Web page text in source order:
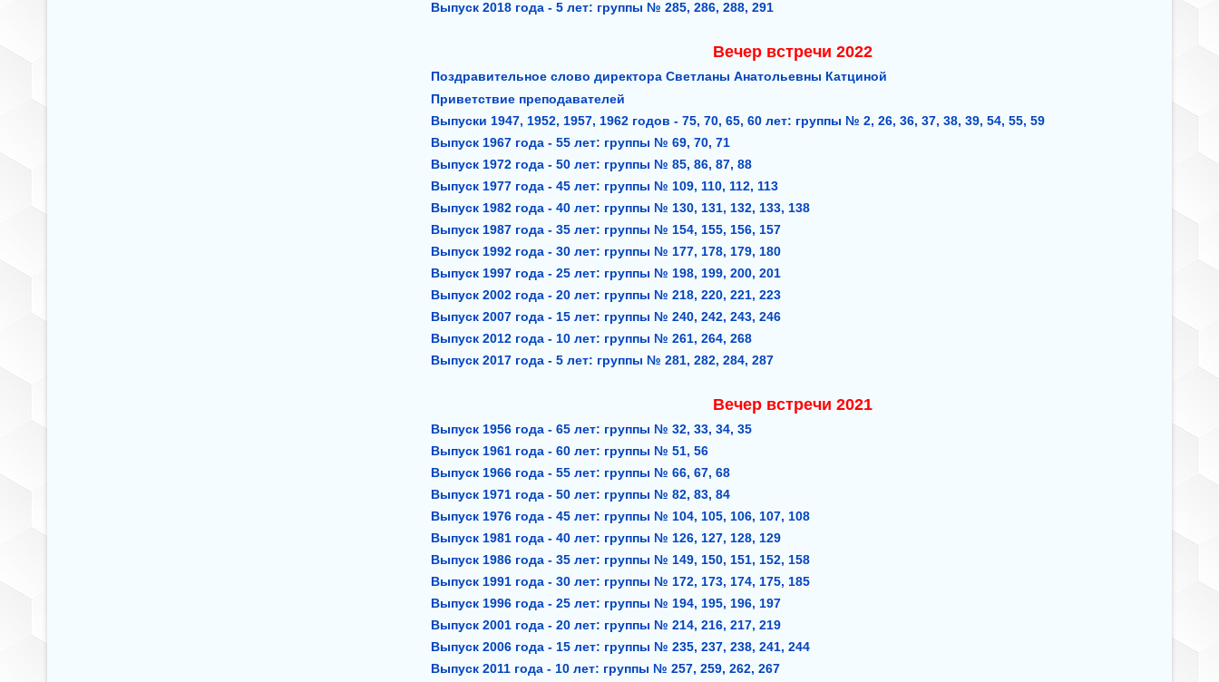
Выпуск 2018 года - 5 лет: группы № 285, 286, 288, 291
Вечер встречи 2022
Поздравительное слово директора Светланы Анатольевны Катциной
Приветствие преподавателей
Выпуски 1947, 1952, 1957, 1962 годов - 75, 70, 65, 60 лет: группы № 2, 26, 36, 37, 38, 39, 54, 55, 59
Выпуск 1967 года - 55 лет: группы № 69, 70, 71
Выпуск 1972 года - 50 лет: группы № 85, 86, 87, 88
Выпуск 1977 года - 45 лет: группы № 109, 110, 112, 113
Выпуск 1982 года - 40 лет: группы № 130, 131, 132, 133, 138
Выпуск 1987 года - 35 лет: группы № 154, 155, 156, 157
Выпуск 1992 года - 30 лет: группы № 177, 178, 179, 180
Выпуск 1997 года - 25 лет: группы № 198, 199, 200, 201
Выпуск 2002 года - 20 лет: группы № 218, 220, 221, 223
Выпуск 2007 года - 15 лет: группы № 240, 242, 243, 246
Выпуск 2012 года - 10 лет: группы № 261, 264, 268
Выпуск 2017 года - 5 лет: группы № 281, 282, 284, 287
Вечер встречи 2021
Выпуск 1956 года - 65 лет: группы № 32, 33, 34, 35
Выпуск 1961 года - 60 лет: группы № 51, 56
Выпуск 1966 года - 55 лет: группы № 66, 67, 68
Выпуск 1971 года - 50 лет: группы № 82, 83, 84
Выпуск 1976 года - 45 лет: группы № 104, 105, 106, 107, 108
Выпуск 1981 года - 40 лет: группы № 126, 127, 128, 129
Выпуск 1986 года - 35 лет: группы № 149, 150, 151, 152, 158
Выпуск 1991 года - 30 лет: группы № 172, 173, 174, 175, 185
Выпуск 1996 года - 25 лет: группы № 194, 195, 196, 197
Выпуск 2001 года - 20 лет: группы № 214, 216, 217, 219
Выпуск 2006 года - 15 лет: группы № 235, 237, 238, 241, 244
Выпуск 2011 года - 10 лет: группы № 257, 259, 262, 267